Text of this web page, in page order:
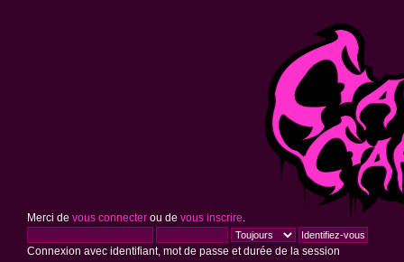
Merci de vous connecterou de vous inscrire
Connexion avec identifiant, mot de passe et durée de la session